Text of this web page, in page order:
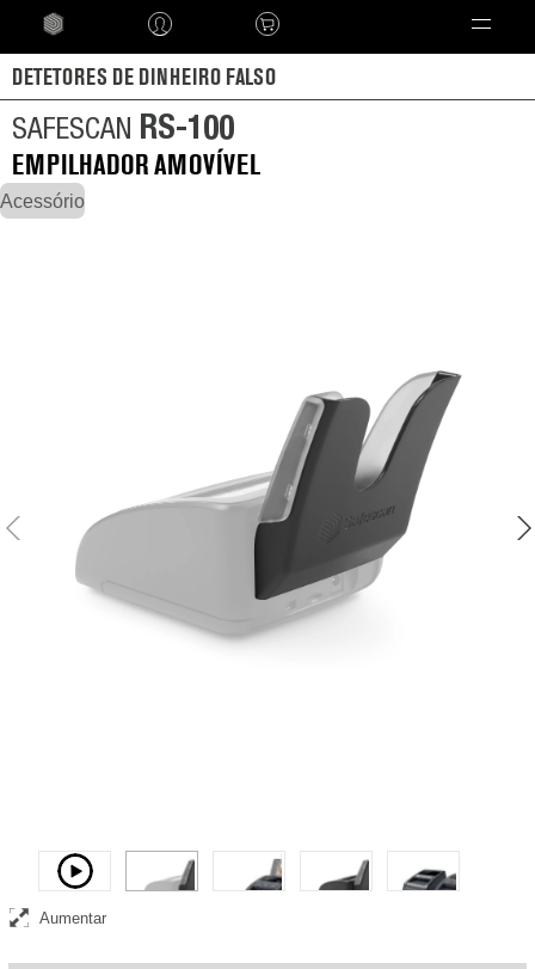
DETETORES DE DINHEIRO FALSO
SAFESCAN RS-100
EMPILHADOR AMOVÍVEL
Acessório
Empilhador de notas amovível que recolhe e armazena notas
verificadas
Aumentar